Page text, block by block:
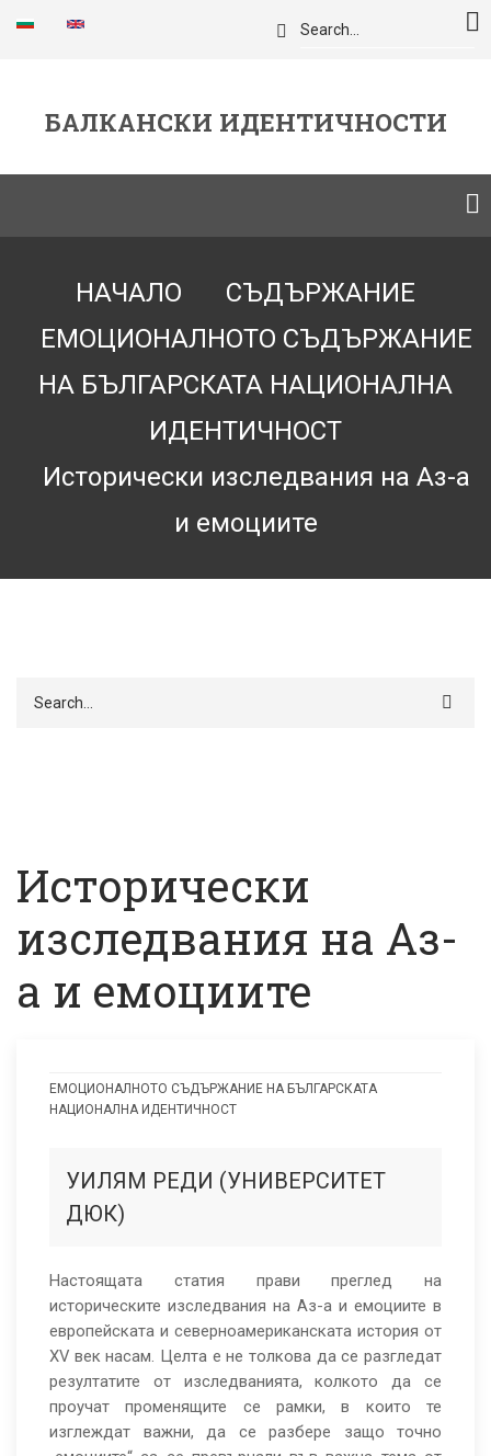
Търси
БАЛКАНСКИ ИДЕНТИЧНОСТИ
Breadcrumb
НАЧАЛО
СЪДЪРЖАНИЕ
ЕМОЦИОНАЛНОТО СЪДЪРЖАНИЕ
НА БЪЛГАРСКАТА НАЦИОНАЛНА
ИДЕНТИЧНОСТ
Исторически изследвания на Аз-а
и емоциите
Исторически
изследвания на Аз-
а и емоциите
Исторически
изследвания
на
Аз-
а
и
емоциите
ЕМОЦИОНАЛНОТО СЪДЪРЖАНИЕ НА БЪЛГАРСКАТА
НАЦИОНАЛНА ИДЕНТИЧНОСТ
УИЛЯМ РЕДИ (УНИВЕРСИТЕТ
ДЮК)
Настоящата статия прави преглед на
историческите изследвания на Аз-а и емоциите в
европейската и северноамериканската история от
XV век насам. Целта е не толкова да се разгледат
резултатите от изследванията, колкото да се
проучат променящите се рамки, в които те
изглеждат важни, да се разбере защо точно